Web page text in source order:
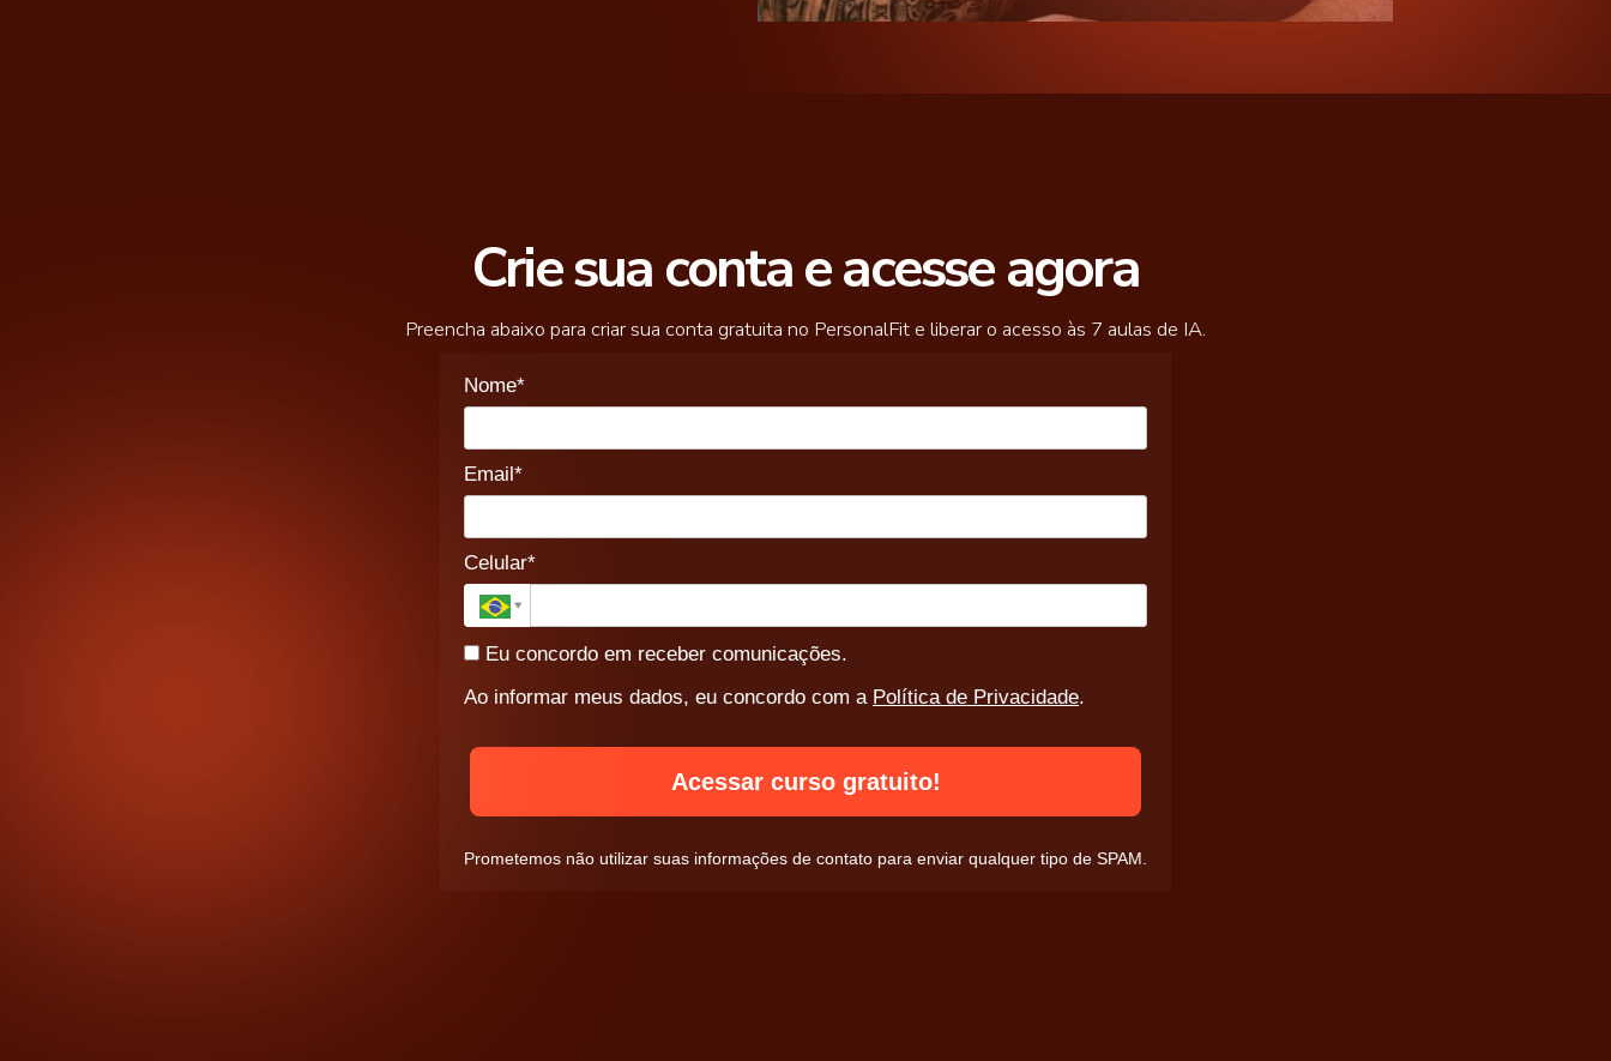
Crie sua conta e acesse agora
Preencha abaixo para criar sua conta gratuita no PersonalFit e liberar o acesso às 7 aulas de IA.
Nome*
Email*
Celular*
Eu concordo em receber comunicações.
Ao informar meus dados, eu concordo com a Política de Privacidade.
Acessar curso gratuito!
Prometemos não utilizar suas informações de contato para enviar qualquer tipo de SPAM.